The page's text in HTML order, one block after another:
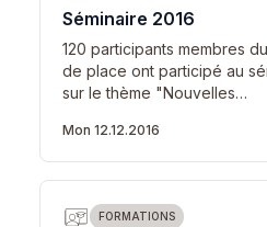
Séminaire 2016
120 participants membres
de place ont participé au
sur le thème "Nouvelles…
Mon 12.12.2016
FORMATIONS